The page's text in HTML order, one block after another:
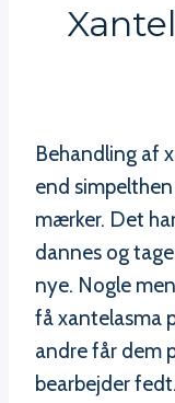
Behandling af
end
mærker. Det
dannes og
nye. Nogle
få xantelasma
andre får dem
bearbejder fedt.